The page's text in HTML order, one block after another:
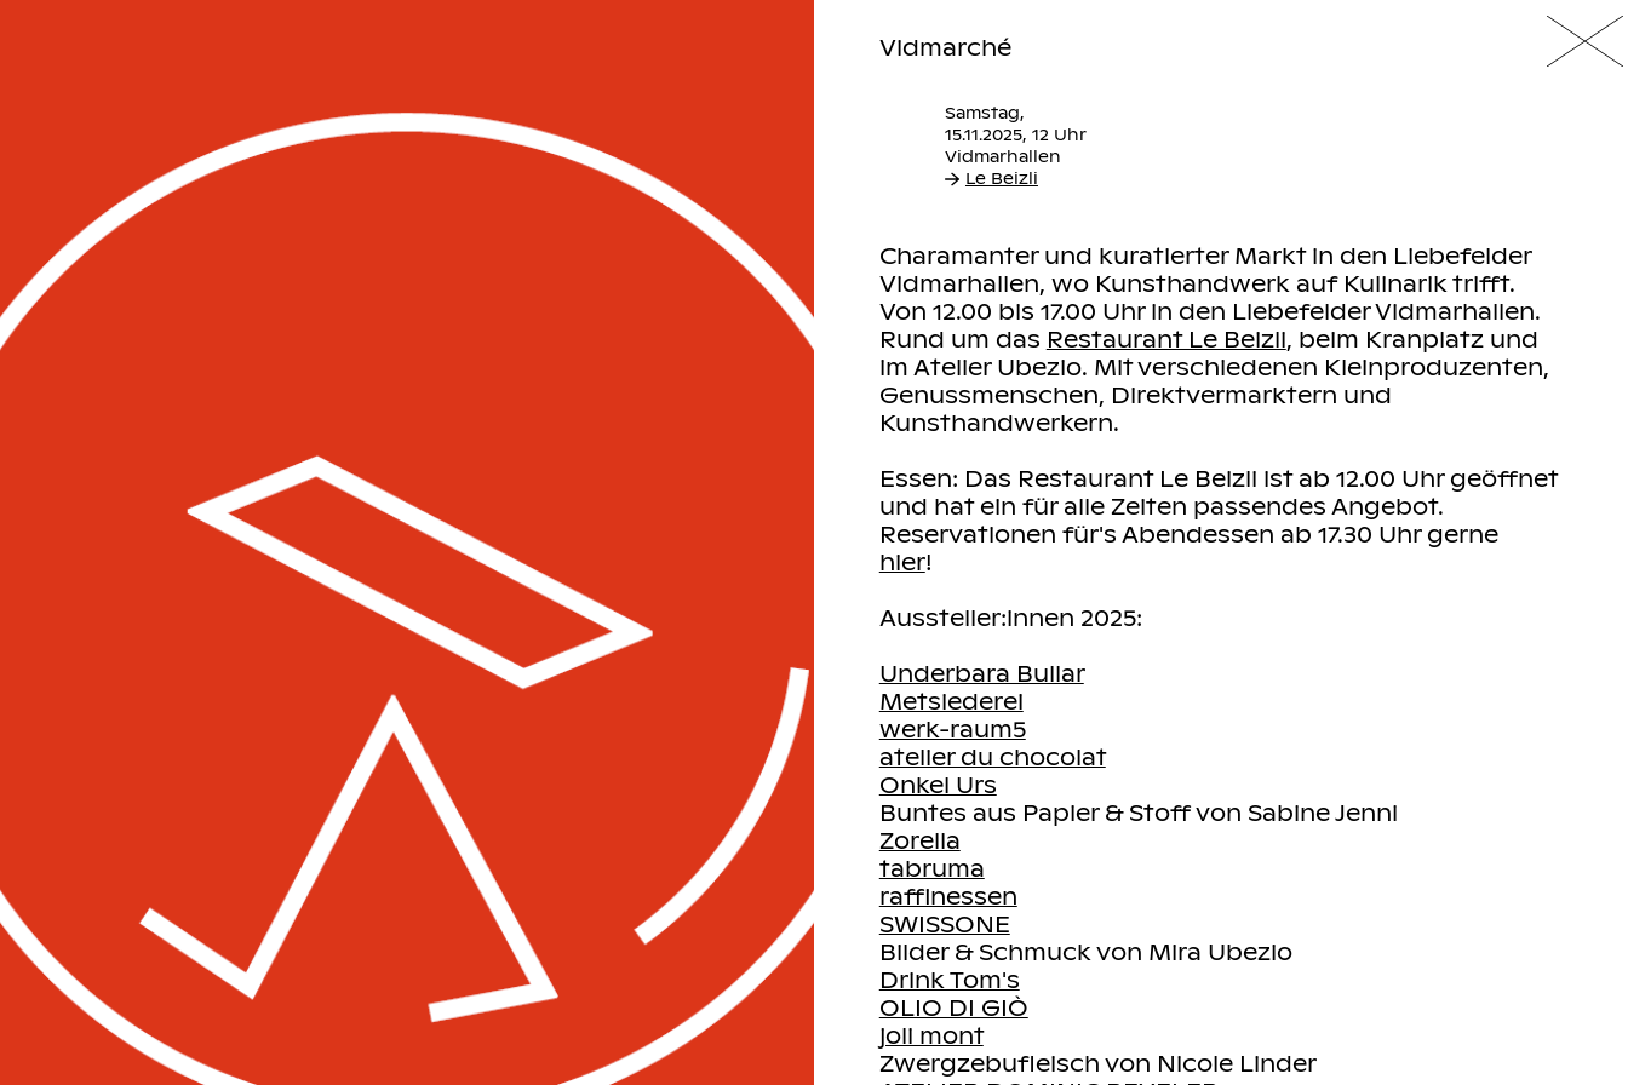
09.11.2025, 11 Uhr
Vidmarhallen
Le Beizli
Buchen
Womit zu rechnen ist:
Leckere Brunch-Optionen: warm oder kalt, salzig oder
süss - ein Gaumenschmaus für jeden Geschmack.
geht's zum Menü.
Stöbern & Entdecken: Vintage-Schätze, neue Kleider,
Filme und vieles mehr finden. Organisiert wird der
Flohmarkt von unseren Freund*innen vonthe stage
Geselligkeit: Freund*innen und Gleichgesinnte treffen.
Der Flohmi-Brunch im Le Beizli findet immer am zweiten
Sonntag des Monats statt. Der Startschuss fällt um 10
Uhr mit Kafi & Gipfeli und ab 11 Uhr darf dann gebruncht
werden. Wir empfehlen eine
Tischreservierung!
Vidmarché
Samstag,
15.11.2025, 12 Uhr
Le Beizli
Charamanter und kuratierter Markt in den Liebefelder
Vidmarhallen, wo Kunsthandwerk auf Kulinarik trifft.
Von 12.00 bis 17.00 Uhr in den Liebefelder Vidmarhallen.
Rund um das Restaurant Le Beizli, beim Kranplatz und
im Atelier Ubezio. Mit verschiedenen Kleinproduzenten,
Genussmenschen, Direktvermarktern und
Kunsthandwerkern.
Essen: Das Restaurant Le Beizli ist ab 12.00 Uhr geöffnet
und hat ein für alle Zeiten passendes Angebot.
Reservationen für's Abendessen ab 17.30 Uhr gerne
hier!
Aussteller:innen 2025:
Underbara Bullar
Metsiederei
werk-raum5
atelier du chocolat
Onkel Urs
Buntes aus Papier & Stoff von Sabine Jenni
Zorella
tabruma
raffinessen
SWISSONE
Bilder & Schmuck von Mira Ubezio
Drink Tom's
OLIO DI GIÒ
joli mont
Zwergzebufleisch von Nicole Linder